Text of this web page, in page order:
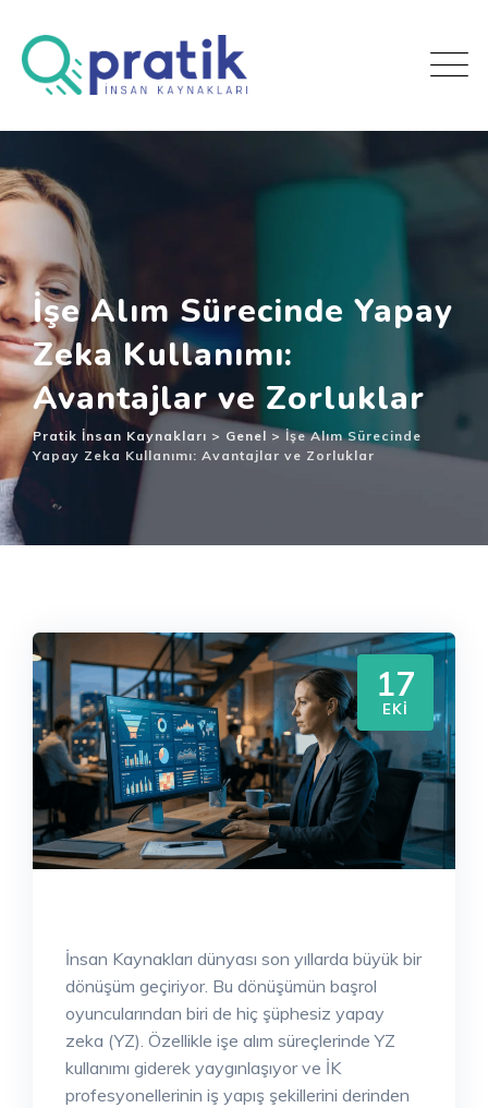
İşe Alım Sürecinde Yapay
Zeka Kullanımı:
Avantajlar ve Zorluklar
Pratik İnsan Kaynakları > Genel >İşe Alım Sürecinde
Yapay Zeka Kullanımı: Avantajlar ve Zorluklar
17
EKI
İnsan Kaynakları dünyası son yıllarda büyük bir
dönüşüm geçiriyor. Bu dönüşümün başrol
oyuncularından biri de hiç şüphesiz yapay
zeka (YZ). Özellikle işe alım süreçlerinde YZ
kullanımı giderek yaygınlaşıyor ve İK
profesyonellerinin iş yapış şekillerini derinden